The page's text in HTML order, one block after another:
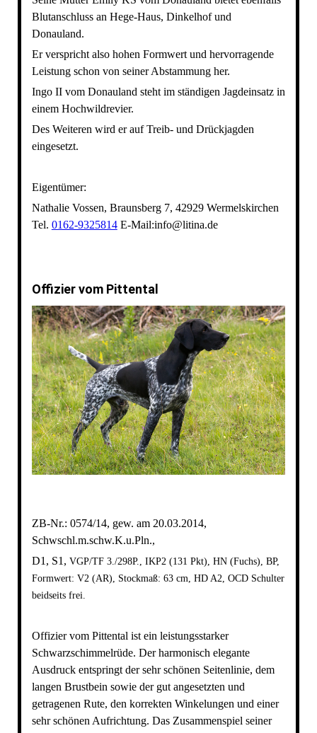
Blutanschluss an Hege-Haus, Dinkelhof und
Donauland.
Er verspricht also hohen Formwert und hervorragende
Leistung schon von seiner Abstammung her.
Ingo II vom Donauland steht im ständigen Jagdeinsatz in
einem Hochwildrevier.
Des Weiteren wird er auf Treib- und Drückjagden
eingesetzt.
Eigentümer:
Nathalie Vossen, Braunsberg 7, 42929 Wermelskirchen
Tel. 0162-9325814E-Mail:info@litina.de
Offizier vom Pittental
ZB-Nr.: 0574/14, gew. am 20.03.2014,
Schwschl.m.schw.K.u.Pln.,
D1, S1, VGP/TF 3./298P., IKP2 (131 Pkt), HN (Fuchs), BP,
Formwert: V2 (AR), Stockmaß: 63 cm, HD A2, OCD Schulter
beidseits frei.
Offizier vom Pittental ist ein leistungsstarker
Schwarzschimmelrüde. Der harmonisch elegante
Ausdruck entspringt der sehr schönen Seitenlinie, dem
langen Brustbein sowie der gut angesetzten und
getragenen Rute, den korrekten Winkelungen und einer
sehr schönen Aufrichtung. Das Zusammenspiel seiner